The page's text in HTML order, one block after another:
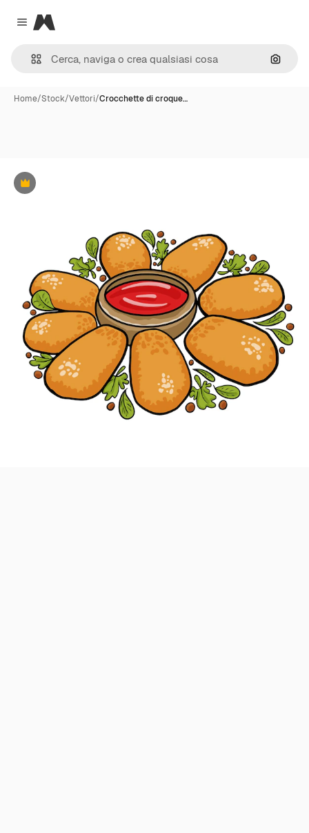
Close menu
Magnific
Cerca
Home/Stock/Vettori/Crocchette di croque…
Premium